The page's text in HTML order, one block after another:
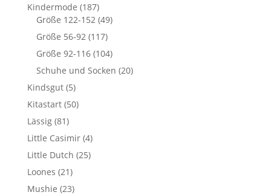
Kindermode (187)
Größe 122-152 (49)
Größe 56-92 (117)
Größe 92-116 (104)
Schuhe und Socken (20)
Kindsgut (5)
Kitastart (50)
Lässig (81)
Little Casimir (4)
Little Dutch (25)
Loones (21)
Mushie (23)